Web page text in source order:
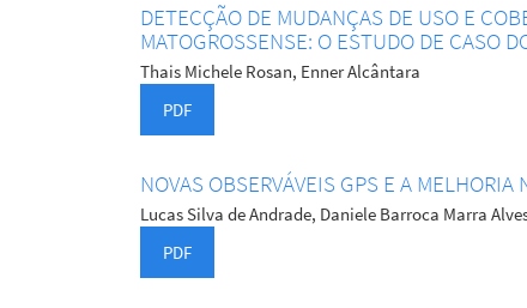
DETECÇÃO DE MUDANÇAS DE USO E
MATOGROSSENSE: O ESTUDO DE CASO
Thais Michele Rosan, Enner Alcântara
PDF
NOVAS OBSERVÁVEIS GPS E A
Lucas Silva de Andrade, Daniele Barroca Marra
PDF